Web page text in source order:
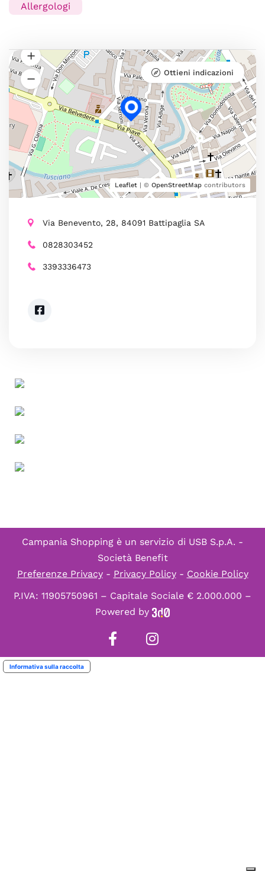
Allergologi
Leaflet | © OpenStreetMap contributors
Ottieni indicazioni
Via Benevento, 28, 84091 Battipaglia SA
0828303452
3393336473
Campania Shopping è un servizio di USB S.p.A. -
Società Benefit
Preferenze Privacy- Privacy Policy- Cookie Policy
P.IVA: 11905750961 – Capitale Sociale € 2.000.000 –
Powered by
Informativa sulla raccolta